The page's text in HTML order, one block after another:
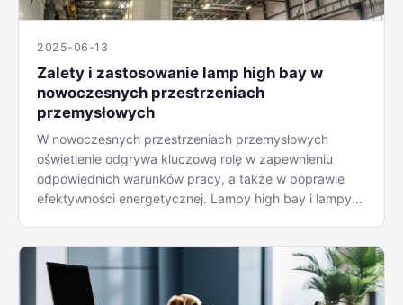
2025-06-13
Zalety i zastosowanie lamp high bay w
nowoczesnych przestrzeniach
przemysłowych
W nowoczesnych przestrzeniach przemysłowych
oświetlenie odgrywa kluczową rolę w zapewnieniu
odpowiednich warunków pracy, a także w poprawie
efektywności energetycznej. Lampy high bay i lampy...